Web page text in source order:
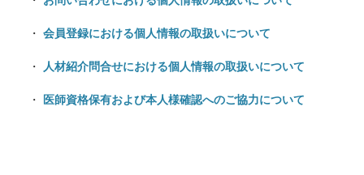
会員登録における個人情報の取扱いについて
人材紹介問合せにおける個人情報の取扱いについて
医師資格保有および本人様確認へのご協力について